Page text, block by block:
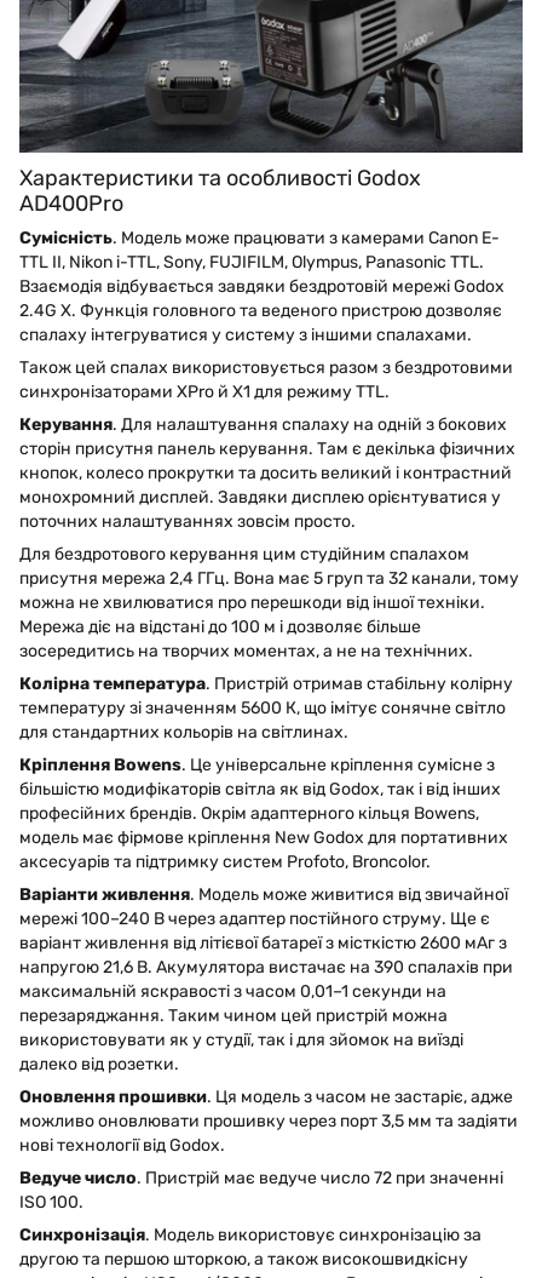
Характеристики та особливості Godox
AD400Pro
Сумісність. Модель може працювати з камерами Canon E-
TTL II, Nikon i-TTL, Sony, FUJIFILM, Olympus, Panasonic TTL.
Взаємодія відбувається завдяки бездротовій мережі Godox
2.4G X. Функція головного та веденого пристрою дозволяє
спалаху інтегруватися у систему з іншими спалахами.
Також цей спалах використовується разом з бездротовими
синхронізаторами XPro й X1 для режиму TTL.
Керування. Для налаштування спалаху на одній з бокових
сторін присутня панель керування. Там є декілька фізичних
кнопок, колесо прокрутки та досить великий і контрастний
монохромний дисплей. Завдяки дисплею орієнтуватися у
поточних налаштуваннях зовсім просто.
Для бездротового керування цим студійним спалахом
присутня мережа 2,4 ГГц. Вона має 5 груп та 32 канали, тому
можна не хвилюватися про перешкоди від іншої техніки.
Мережа діє на відстані до 100 м і дозволяє більше
зосередитись на творчих моментах, а не на технічних.
Колірна температура. Пристрій отримав стабільну колірну
температуру зі значенням 5600 К, що імітує сонячне світло
для стандартних кольорів на світлинах.
Кріплення Bowens. Це універсальне кріплення сумісне з
більшістю модифікаторів світла як від Godox, так і від інших
професійних брендів. Окрім адаптерного кільця Bowens,
модель має фірмове кріплення New Godox для портативних
аксесуарів та підтримку систем Profoto, Broncolor.
Варіанти живлення. Модель може живитися від звичайної
мережі 100–240 В через адаптер постійного струму. Ще є
варіант живлення від літієвої батареї з місткістю 2600 мАг з
напругою 21,6 В. Акумулятора вистачає на 390 спалахів при
максимальній яскравості з часом 0,01–1 секунди на
перезаряджання. Таким чином цей пристрій можна
використовувати як у студії, так і для зйомок на виїзді
далеко від розетки.
Оновлення прошивки. Ця модель з часом не застаріє, адже
можливо оновлювати прошивку через порт 3,5 мм та задіяти
нові технології від Godox.
Ведуче число. Пристрій має ведуче число 72 при значенні
ISO 100.
Синхронізація. Модель використовує синхронізацію за
другою та першою шторкою, а також високошвидкісну